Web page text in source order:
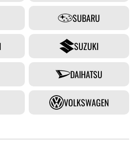
SUBARU
SUZUKI
DAIHATSU
VOLKSWAGEN